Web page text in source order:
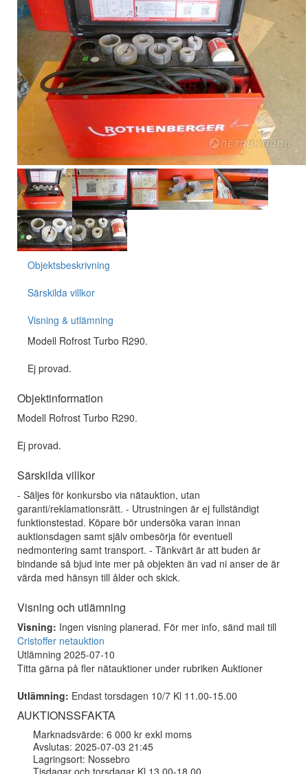
Objektsbeskrivning
Särskilda villkor
Visning & utlämning
Modell Rofrost Turbo R290.
Ej provad.
Objektinformation
Modell Rofrost Turbo R290.
Ej provad.
Särskilda villkor
- Säljes för konkursbo via nätauktion, utan
garanti/reklamationsrätt. - Utrustningen är ej fullständigt
funktionstestad. Köpare bör undersöka varan innan
auktionsdagen samt själv ombesörja för eventuell
nedmontering samt transport. - Tänkvärt är att buden är
bindande så bjud inte mer på objekten än vad ni anser de är
värda med hänsyn till ålder och skick.
Visning och utlämning
Visning: Ingen visning planerad. För mer info, sänd mail till
Cristoffer netauktion
Utlämning 2025-07-10
Titta gärna på fler nätauktioner under rubriken Auktioner
Utlämning: Endast torsdagen 10/7 Kl 11.00-15.00
AUKTIONSSFAKTA
Marknadsvärde: 6 000 kr exkl moms
Avslutas: 2025-07-03 21:45
Lagringsort: Nossebro
Tisdagar och torsdagar Kl 13.00-18.00